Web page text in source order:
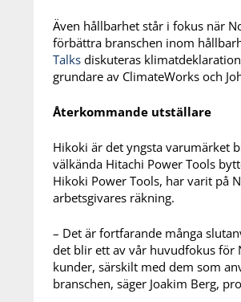
Även hållbarhet står i fokus när
förbättra branschen inom
Talks diskuteras
grundare av ClimateWorks och
Återkommande utställare
Hikoki är det yngsta varumärket
välkända Hitachi Power Tools
Hikoki Power Tools, har varit på
arbetsgivares räkning.
– Det är fortfarande många
det blir ett av vår huvudfokus för
kunder, särskilt med dem som
branschen, säger Joakim Berg,